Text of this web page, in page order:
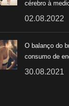
cérebro à
02.08.2022
O balanço do
consumo de
30.08.2021